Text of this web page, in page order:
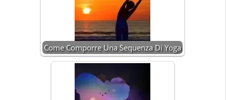
Come Comporre Una Sequenza Di Yoga